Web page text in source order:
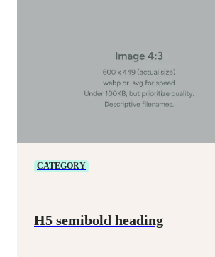
CATEGORY
H5 semibold heading